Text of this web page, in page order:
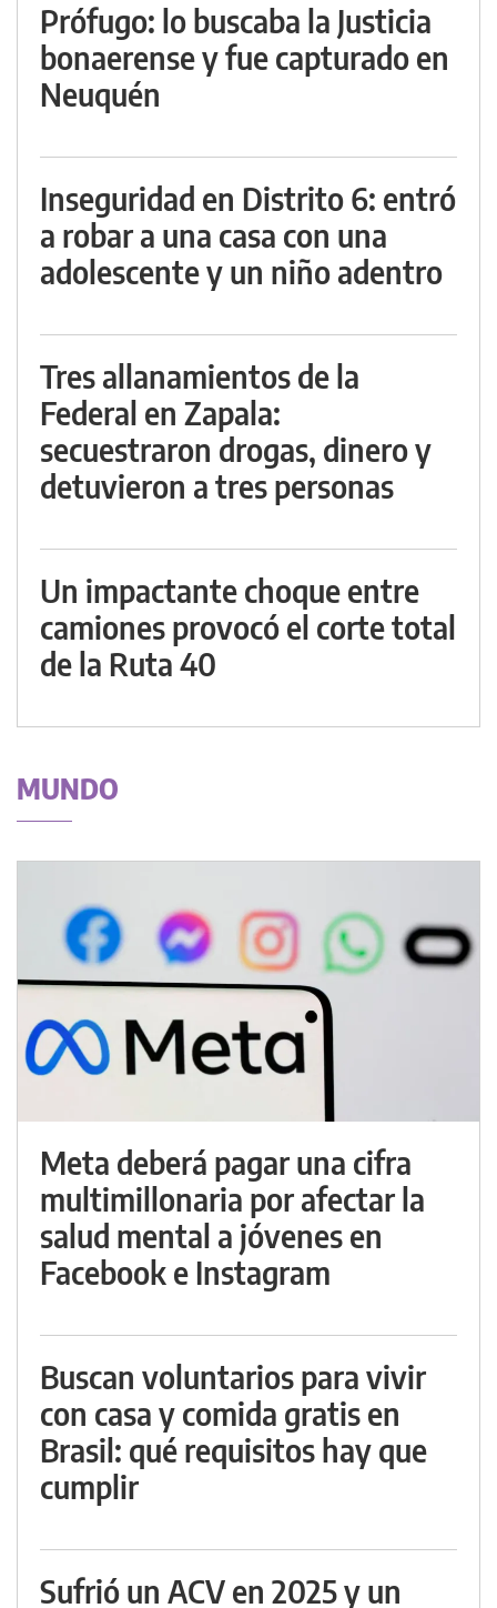
Prófugo: lo buscaba la Justicia
bonaerense y fue capturado en
Neuquén
Inseguridad en Distrito 6: entró
a robar a una casa con una
adolescente y un niño adentro
Tres allanamientos de la
Federal en Zapala:
secuestraron drogas, dinero y
detuvieron a tres personas
Un impactante choque entre
camiones provocó el corte total
de la Ruta 40
MUNDO
Meta deberá pagar una cifra
multimillonaria por afectar la
salud mental a jóvenes en
Facebook e Instagram
Buscan voluntarios para vivir
con casa y comida gratis en
Brasil: qué requisitos hay que
cumplir
Sufrió un ACV en 2025 y un